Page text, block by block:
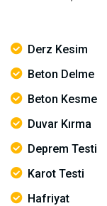
Derz Kesim
Beton Delme
Beton Kesme
Duvar Kırma
Deprem Testi
Karot Testi
Hafriyat